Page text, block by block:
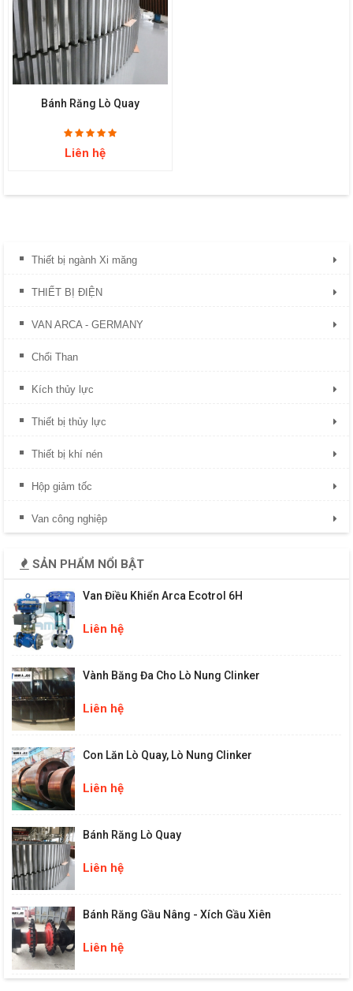
Bánh Răng Lò Quay
Liên hệ
Thiết bị ngành Xi măng
THIẾT BỊ ĐIỆN
VAN ARCA - GERMANY
Chổi Than
Kích thủy lực
Thiết bị thủy lực
Thiết bị khí nén
Hộp giảm tốc
Van công nghiệp
SẢN PHẨM NỔI BẬT
Van Điều Khiển Arca Ecotrol 6H
Liên hệ
Vành Băng Đa Cho Lò Nung Clinker
Liên hệ
Con Lăn Lò Quay, Lò Nung Clinker
Liên hệ
Bánh Răng Lò Quay
Liên hệ
Bánh Răng Gầu Nâng - Xích Gầu Xiên
Liên hệ